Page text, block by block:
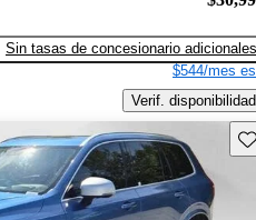
Sin tasas de concesionario adicionales
$544/mes
Verif. disponibilidad